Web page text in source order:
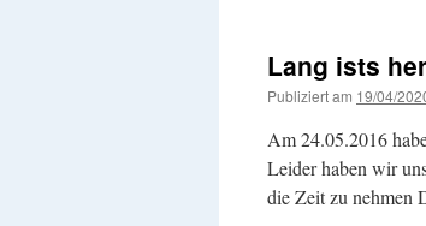
Lang ists
Publiziert am 19/04/
Am 24.05.2016
Leider haben wir
die Zeit zu nehmen